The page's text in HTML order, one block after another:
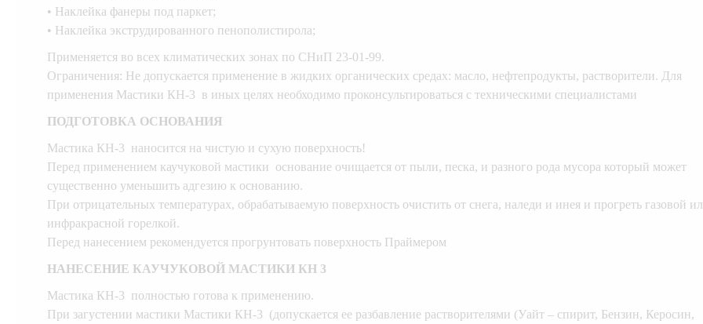
• Наклейка фанеры под паркет;
• Наклейка экструдированного пенополистирола;
Применяется во всех климатических зонах по СНиП 23-01-99.
Ограничения: Не допускается применение в жидких органических средах: масло, нефтепродукты, растворители. Для
применения Мастики КН-3 в иных целях необходимо проконсультироваться с техническими специалистами
ПОДГОТОВКА ОСНОВАНИЯ
Мастика КН-3 наносится на чистую и сухую поверхность!
Перед применением каучуковой мастики основание очищается от пыли, песка, и разного рода мусора который может
существенно уменьшить адгезию к основанию.
При отрицательных температурах, обрабатываемую поверхность очистить от снега, наледи и инея и прогреть газовой
инфракрасной горелкой.
Перед нанесением рекомендуется прогрунтовать поверхность Праймером
НАНЕСЕНИЕ КАУЧУКОВОЙ МАСТИКИ КН 3
Мастика КН-3 полностью готова к применению.
При загустении мастики Мастики КН-3 (допускается ее разбавление растворителями (Уайт – спирит, Бензин, Керосин,